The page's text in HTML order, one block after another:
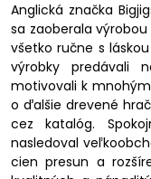
Anglická značka
sa zaoberala
všetko ručne s
výrobky predávali
motivovali k
o ďalšie drevené
cez katalóg.
nasledoval
cien presun a